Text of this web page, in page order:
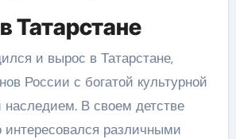
Татарстане
и вырос в Татарстане,
России с богатой культурной
наследием. В своем детстве
интересовался различными